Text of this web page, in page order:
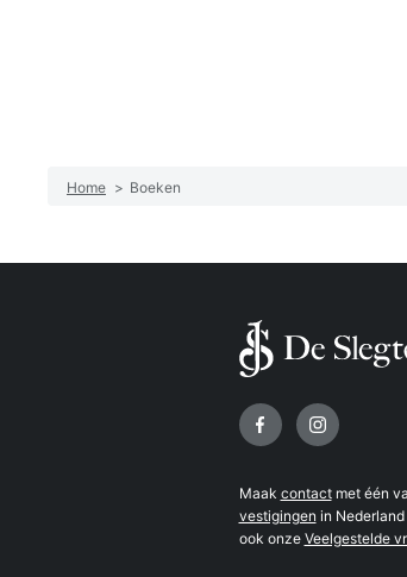
Home > Boeken
Volg ons op
Maak contactmet één
vestigingen in
ook onze Veelgestelde